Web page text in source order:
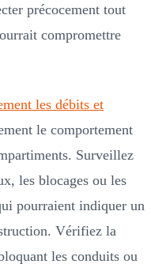
précocement tout
compromettre
les débits et
le comportement
Surveillez
les blocages ou les
pourraient indiquer un
Vérifiez la
les conduits ou